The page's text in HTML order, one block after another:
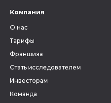
Компания
О нас
Тарифы
Франшиза
Стать исследователем
Инвесторам
Команда